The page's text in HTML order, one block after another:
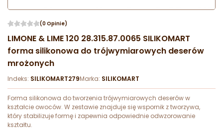
(0 Opinie)
LIMONE & LIME 120 28.315.87.0065 SILIKOMART
forma silikonowa do trójwymiarowych deserów
mrożonych
Indeks: SILIKOMART279Marka: SILIKOMART
Forma silikonowa do tworzenia trójwymiarowych deserów w
kształcie owoców. W zestawie znajduje się wspornik z tworzywa,
który stabilizuje formę i zapewnia odpowiednie odwzorowanie
kształtu.